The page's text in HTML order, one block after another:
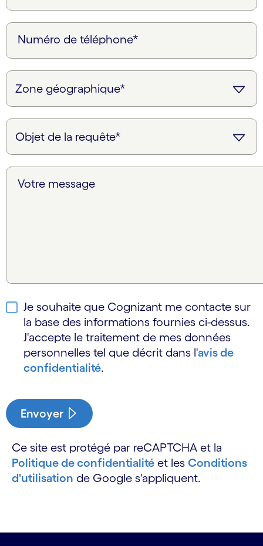
Numéro de téléphone*
Votre message
Je souhaite que Cognizant me contacte sur
la base des informations fournies ci-dessus.
J'accepte le traitement de mes données
personnelles tel que décrit dans l'avis de
confidentialité.
Envoyer
Ce site est protégé par reCAPTCHA et la
Politique de confidentialité et les Conditions
d'utilisation de Google s'appliquent.